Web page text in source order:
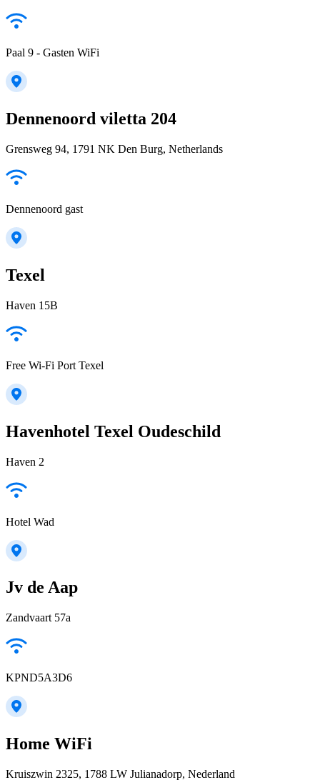
Paal 9 - Gasten WiFi
Dennenoord viletta 204
Grensweg 94, 1791 NK Den Burg, Netherlands
Dennenoord gast
Texel
Haven 15B
Free Wi-Fi Port Texel
Havenhotel Texel Oudeschild
Haven 2
Hotel Wad
Jv de Aap
Zandvaart 57a
KPND5A3D6
Home WiFi
Kruiszwin 2325, 1788 LW Julianadorp, Nederland